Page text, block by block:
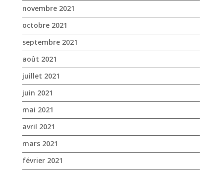
novembre 2021
octobre 2021
septembre 2021
août 2021
juillet 2021
juin 2021
mai 2021
avril 2021
mars 2021
février 2021